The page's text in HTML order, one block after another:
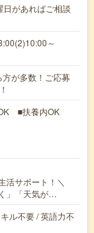
があればご相談
～
方が多数！ご応募
■扶養内OK
活サポート！＼
」「天気が…
ル不要 / 英語力不